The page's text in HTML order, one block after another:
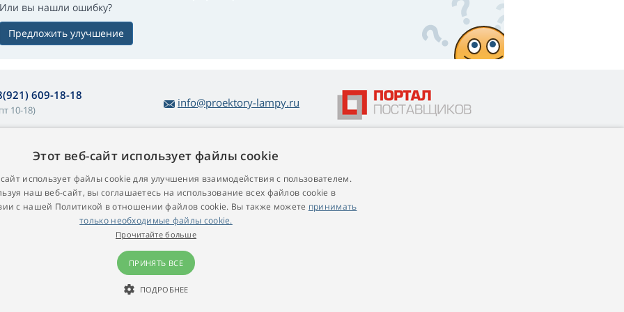
Или вы нашли ошибку?
Предложить улучшение
609-18-18
10-18)
info@proektory-lampy.ru
покупке ламп
оферта
возврат товара
условия
лампы для
О компании
Контакт
© 2009 - 2026 Proektory-Lampy.ru
Этот веб-сайт использует файлы cookie
использует файлы cookie для улучшения взаимодействия с пользователем.
наш веб-сайт, вы соглашаетесь на использование всех файлов cookie в
с нашей Политикой в ​​отношении файлов cookie. Вы также можете принимать
только необходимые файлы cookie.
Прочитайте больше
ПРИНЯТЬ ВСЕ
ПОДРОБНЕЕ